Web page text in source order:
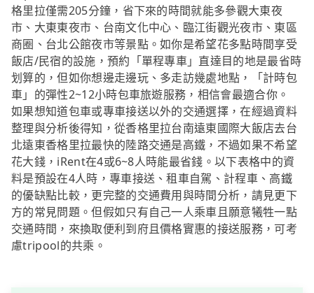
格里拉僅需205分鐘，省下來的時間就能多參觀大東夜
市、大東東夜市、台南文化中心、臨江街觀光夜市、東區
商圈、台北公館夜市等景點。如你是希望花多點時間享受
飯店/民宿的設施，預約「單程專車」直達目的地是最省時
划算的，但如你想邊走邊玩、多走訪幾處地點，「計時包
車」的彈性2~12小時包車旅遊服務，相信會最適合你。
如果想知道包車或專車接送以外的交通選擇，在經過資料
整理與分析後得知，從香格里拉台南遠東國際大飯店去台
北遠東香格里拉最快的陸路交通是高鐵，不過如果不希望
花大錢，iRent在4或6~8人時能最省錢。以下表格中的資
料是預設在4人時，專車接送、租車自駕、計程車、高鐵
的優缺點比較，更完整的交通費用與時間分析，請見更下
方的常見問題。但假如只有自己一人乘車且願意犧牲一點
交通時間，來換取便利到府且價格實惠的接送服務，可考
慮tripool的共乘。